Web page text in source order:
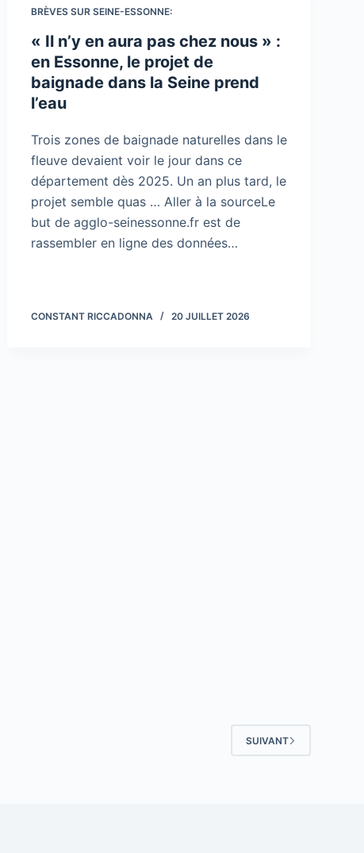
BRÈVES SUR SEINE-ESSONNE:
« Il n’y en aura pas chez nous » :
en Essonne, le projet de
baignade dans la Seine prend
l’eau
Trois zones de baignade naturelles dans le
fleuve devaient voir le jour dans ce
département dès 2025. Un an plus tard, le
projet semble quas … Aller à la sourceLe
but de agglo-seinessonne.fr est de
rassembler en ligne des données…
CONSTANT RICCADONNA 20 JUILLET 2026
SUIVANT